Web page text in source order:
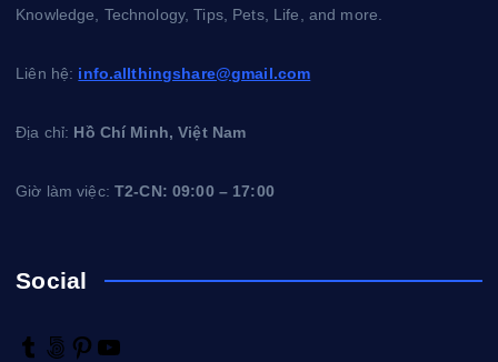
Knowledge, Technology, Tips, Pets, Life, and more.
Liên hệ: info.allthingshare@gmail.com
Địa chỉ: Hồ Chí Minh, Việt Nam
Giờ làm việc:T2-CN: 09:00 – 17:00
Social
T
5
P